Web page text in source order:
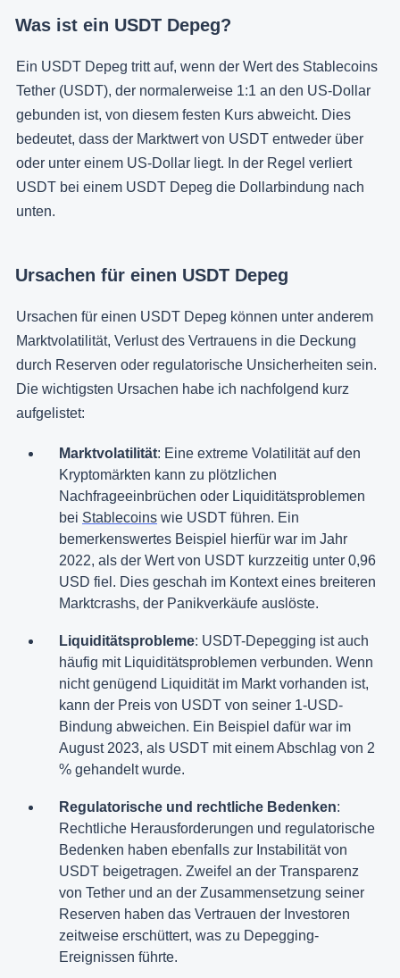
Was ist ein USDT Depeg?
Ein USDT Depeg tritt auf, wenn der Wert des Stablecoins
Tether (USDT), der normalerweise 1:1 an den US-Dollar
gebunden ist, von diesem festen Kurs abweicht. Dies
bedeutet, dass der Marktwert von USDT entweder über
oder unter einem US-Dollar liegt. In der Regel verliert
USDT bei einem USDT Depeg die Dollarbindung nach
unten.
Ursachen für einen USDT Depeg
Ursachen für einen USDT Depeg können unter anderem
Marktvolatilität, Verlust des Vertrauens in die Deckung
durch Reserven oder regulatorische Unsicherheiten sein.
Die wichtigsten Ursachen habe ich nachfolgend kurz
aufgelistet:
Marktvolatilität: Eine extreme Volatilität auf den
Kryptomärkten kann zu plötzlichen
Nachfrageeinbrüchen oder Liquiditätsproblemen
bei Stablecoins wie USDT führen. Ein
bemerkenswertes Beispiel hierfür war im Jahr
2022, als der Wert von USDT kurzzeitig unter 0,96
USD fiel. Dies geschah im Kontext eines breiteren
Marktcrashs, der Panikverkäufe auslöste​.
Liquiditätsprobleme: USDT-Depegging ist auch
häufig mit Liquiditätsproblemen verbunden. Wenn
nicht genügend Liquidität im Markt vorhanden ist,
kann der Preis von USDT von seiner 1-USD-
Bindung abweichen. Ein Beispiel dafür war im
August 2023, als USDT mit einem Abschlag von 2
% gehandelt wurde.
Regulatorische und rechtliche Bedenken:
Rechtliche Herausforderungen und regulatorische
Bedenken haben ebenfalls zur Instabilität von
USDT beigetragen. Zweifel an der Transparenz
von Tether und an der Zusammensetzung seiner
Reserven haben das Vertrauen der Investoren
zeitweise erschüttert, was zu Depegging-
Ereignissen führte.